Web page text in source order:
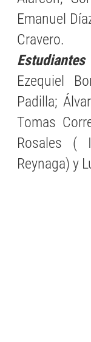
Emanuel
Estudiantes
Ezequiel
Padilla;
Tomas
Rosales (
Reynaga) y